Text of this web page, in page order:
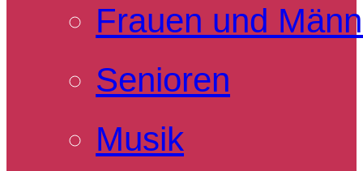
Frauen und
Senioren
Musik